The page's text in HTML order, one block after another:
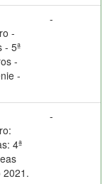
-
- 5ª
-
-
-
4ª
2021.
-